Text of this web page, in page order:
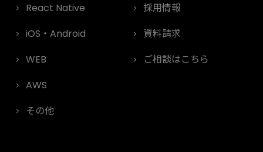
React Native
iOS・Android
WEB
AWS
その他
採用情報
資料請求
ご相談はこちら